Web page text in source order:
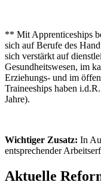
** Mit Apprenticeships
sich auf Berufe des
sich verstärkt auf
Gesundheitswesen, im
Erziehungs- und im
Traineeships haben
Jahre).
Wichtiger Zusatz: In
entsprechender
Aktuelle